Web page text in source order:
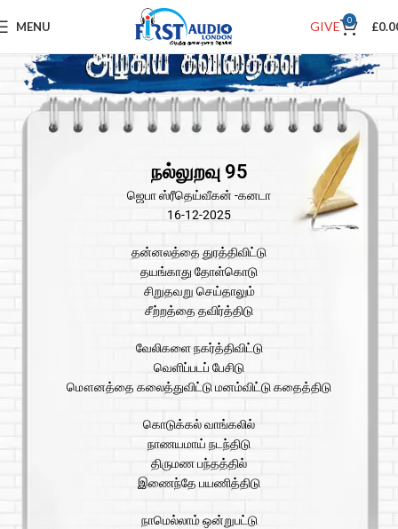
MENU GIVE 0 £
நல்லுறவு 95
ஜெபா ஸ்ரீதெய்வீகன் -கனடா
16-12-2025
தன்னலத்தை துரத்திவிட்டு
தயங்காது தோள்கொடு
சிறுதவறு செய்தாலும்
சீற்றத்தை தவிர்த்திடு
வேலிகளை நகர்த்திவிட்டு
வெளிப்படப் பேசிடு
மௌனத்தை கலைத்துவிட்டு மனம்விட்டு கதைத்திடு
கொடுக்கல் வாங்கலில்
நாணயமாய் நடந்திடு
திருமண பந்தத்தில்
இணைந்தே பயணித்திடு
நாமெல்லாம் ஒன்றுபட்டு